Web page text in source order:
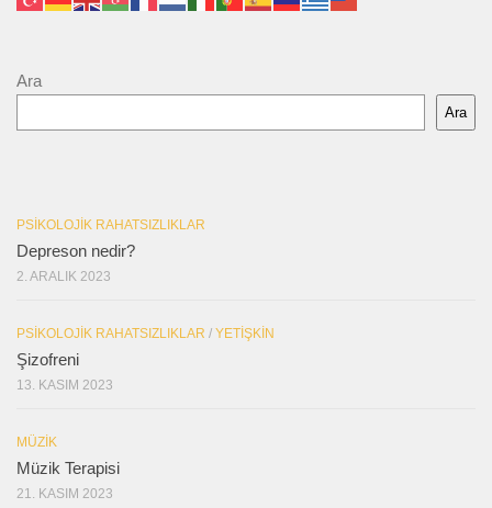
Ara
Ara
PSIKOLOJIK RAHATSIZLIKLAR
Depreson nedir?
2. ARALIK 2023
PSIKOLOJIK RAHATSIZLIKLAR / YETIŞKIN
Şizofreni
13. KASIM 2023
MÜZIK
Müzik Terapisi
21. KASIM 2023